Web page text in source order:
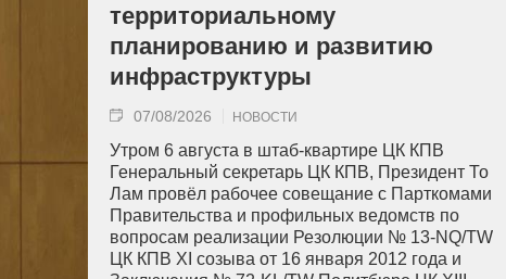
территориальному
планированию и развитию
инфраструктуры
07/08/2026 НОВОСТИ
Утром 6 августа в штаб-квартире ЦК КПВ
Генеральный секретарь ЦК КПВ, Президент То
Лам провёл рабочее совещание с Парткомами
Правительства и профильных ведомств по
вопросам реализации Резолюции № 13-NQ/TW
ЦК КПВ XI созыва от 16 января 2012 года и